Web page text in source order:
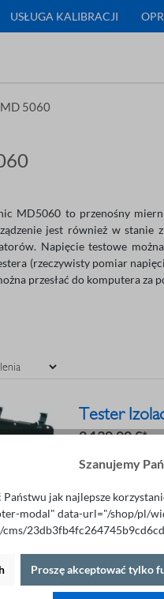
USŁUGA KALIBRACJI
MD 5060
MD5060 to przenośny
jest również w stanie
Napięcie testowe
(rzeczywisty pomiar
przesłać do komputera za
Tester
2 130,00 €*
Komfortowy
Test izolacji
Napięcie
Prąd
Wskaźnik
Test napięcia
Interfejs USB
W zestawie
Szanujemy
jak najlepsze
modal" data-url="/shop/pl/
Proszę akceptować tylko